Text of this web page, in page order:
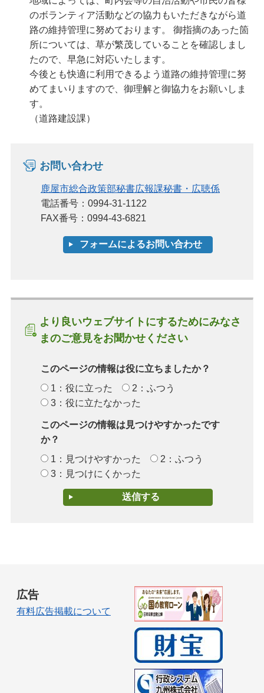
のボランティア活動などの協力もいただきながら道
路の維持管理に努めております。 御指摘のあった箇
所については、草が繁茂していることを確認しまし
たので、早急に対応いたします。
今後とも快適に利用できるよう道路の維持管理に努
めてまいりますので、御理解と御協力をお願いしま
す。
（道路建設課）
お問い合わせ
鹿屋市総合政策部秘書広報課秘書・広聴係
電話番号：0994-31-1122
FAX番号：0994-43-6821
より良いウェブサイトにするためにみなさ
まのご意見をお聞かせください
このページの情報は役に立ちましたか？
1：役に立った
2：ふつう
3：役に立たなかった
このページの情報は見つけやすかったです
か？
1：見つけやすかった
2：ふつう
3：見つけにくかった
広告
有料広告掲載について